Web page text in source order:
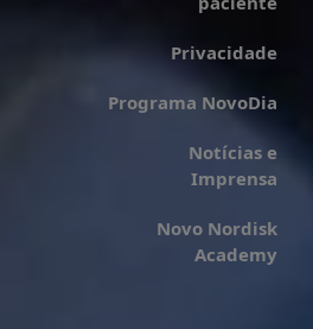
Privacidade
Programa NovoDia
Notícias e
Imprensa
Novo Nordisk
Academy